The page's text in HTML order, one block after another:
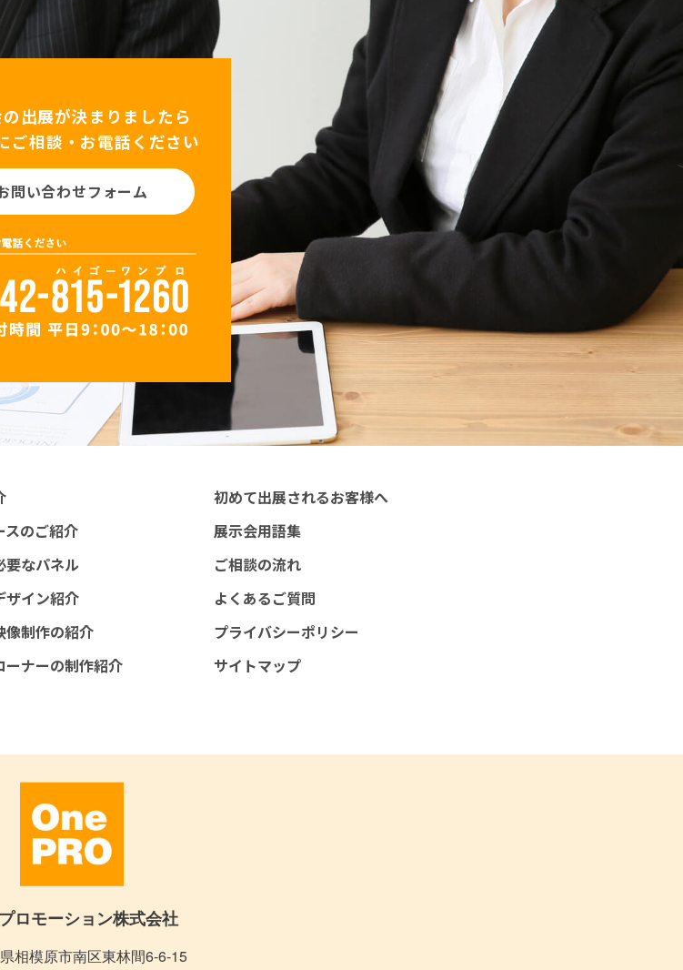
出展が決まりましたら
ご相談・お電話ください
問い合わせフォーム
スのご紹介
要なパネル
ザイン紹介
像制作の紹介
ーナーの制作紹介
初めて出展されるお客様へ
展示会用語集
ご相談の流れ
よくあるご質問
プライバシーポリシー
サイトマップ
ロモーション株式会社
相模原市南区東林間6-6-15